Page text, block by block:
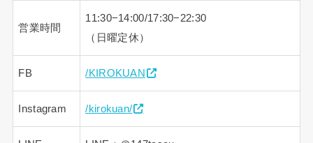
営業時間
11:30−14:00/17:30−22:30
（日曜定休）
FB /KIROKUAN
Instagram /kirokuan/